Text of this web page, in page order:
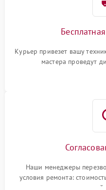
Курьер привезет вашу
мастера проведут
Наши менеджеры
условия ремонта: